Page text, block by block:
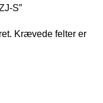
S”
Krævede felter er